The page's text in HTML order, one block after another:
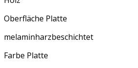
Oberfläche Platte
melaminharzbeschichtet
Farbe Platte